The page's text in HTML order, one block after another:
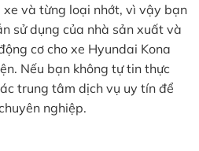
và từng loại nhớt, vì vậy bạn
sử dụng của nhà sản xuất và
cơ cho xe Hyundai Kona
Nếu bạn không tự tin thực
trung tâm dịch vụ uy tín để
nghiệp.